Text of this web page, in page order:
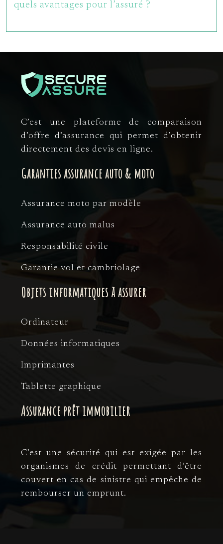
quels avantages pour l’assuré ?
C’est une plateforme de comparaison
d’offre d’assurance qui permet d’obtenir
directement des devis en ligne.
Garanties assurance auto & moto
Assurance moto par modèle
Assurance auto malus
Responsabilité civile
Garantie vol et cambriolage
Objets informatiques à assurer
Ordinateur
Données informatiques
Imprimantes
Tablette graphique
Assurance prêt immobilier
C’est une sécurité qui est exigée par les
organismes de crédit permettant d’être
couvert en cas de sinistre qui empêche de
rembourser un emprunt.